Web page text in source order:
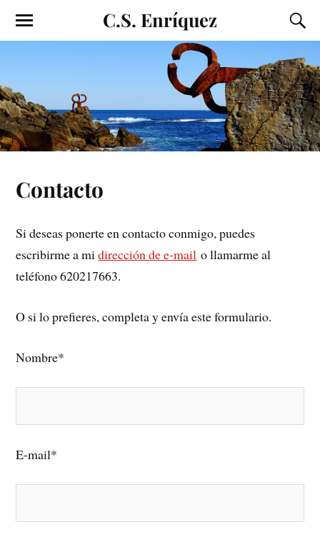
C.S. Enríquez
Contacto
Si deseas ponerte en contacto conmigo, puedes
escribirme a midirección de e-mail o llamarme al
teléfono 620217663.
O si lo prefieres, completa y envía este formulario.
Nombre*
E-mail*